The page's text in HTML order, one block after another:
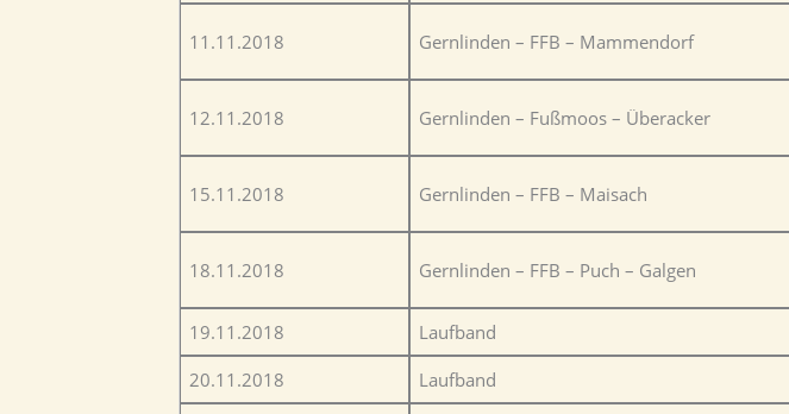
11.11.2018 Gernlinden – FFB – Mammendorf
12.11.2018 Gernlinden – Fußmoos – Überacker
15.11.2018 Gernlinden – FFB – Maisach
18.11.2018 Gernlinden – FFB – Puch – Galgen
19.11.2018
Laufband
20.11.2018
Laufband